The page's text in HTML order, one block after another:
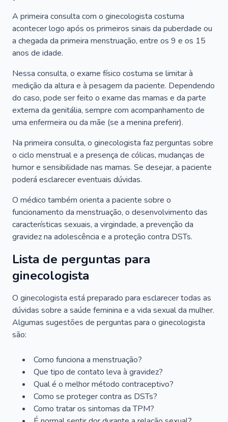
A primeira consulta com o ginecologista costuma
acontecer logo após os primeiros sinais da puberdade ou
a chegada da primeira menstruação, entre os 9 e os 15
anos de idade.
Nessa consulta, o exame físico costuma se limitar à
medição da altura e à pesagem da paciente. Dependendo
do caso, pode ser feito o exame das mamas e da parte
externa da genitália, sempre com acompanhamento de
uma enfermeira ou da mãe (se a menina preferir).
Na primeira consulta, o ginecologista faz perguntas sobre
o ciclo menstrual e a presença de cólicas, mudanças de
humor e sensibilidade nas mamas. Se desejar, a paciente
poderá esclarecer eventuais dúvidas.
O médico também orienta a paciente sobre o
funcionamento da menstruação, o desenvolvimento das
características sexuais, a virgindade, a prevenção da
gravidez na adolescência e a proteção contra DSTs.
Lista de perguntas para
ginecologista
O ginecologista está preparado para esclarecer todas as
dúvidas sobre a saúde feminina e a vida sexual da mulher.
Algumas sugestões de perguntas para o ginecologista
são:
Como funciona a menstruação?
Que tipo de contato leva à gravidez?
Qual é o melhor método contraceptivo?
Como se proteger contra as DSTs?
Como tratar os sintomas da TPM?